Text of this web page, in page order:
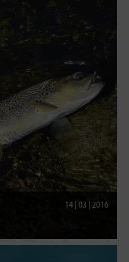
14 | 03 | 2016